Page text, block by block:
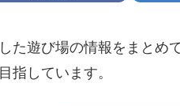
た遊び場の情報をまとめ
指しています。